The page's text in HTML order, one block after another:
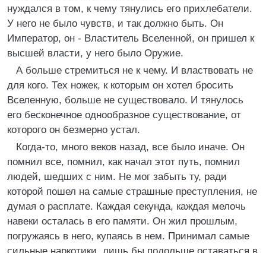
нуждался в том, к чему тянулись его прихлебатели.
У него не было чувств, и так должно быть. Он
Император, он - Властитель Вселенной, он пришел к
высшей власти, у него было Оружие.
А больше стремиться не к чему. И властвовать не
для кого. Тех ножек, к которым он хотел бросить
Вселенную, больше не существовало. И тянулось
его бесконечное однообразное существование, от
которого он безмерно устал.
Когда-то, много веков назад, все было иначе. Он
помнил все, помнил, как начал этот путь, помнил
людей, шедших с ним. Не мог забыть ту, ради
которой пошел на самые страшные преступления, не
думая о расплате. Каждая секунда, каждая мелочь
навеки осталась в его памяти. Он жил прошлым,
погружаясь в него, купаясь в нем. Принимал самые